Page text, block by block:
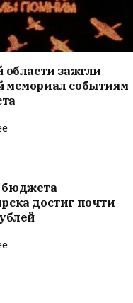
области зажгли
мемориал событиям
достиг почти